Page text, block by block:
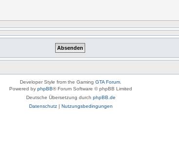
Developer Style from the Gaming GTA Forum
Powered by phpBB® Forum Software © phpBB Limited
Deutsche Übersetzung durch phpBB.de
Datenschutz| Nutzungsbedingungen